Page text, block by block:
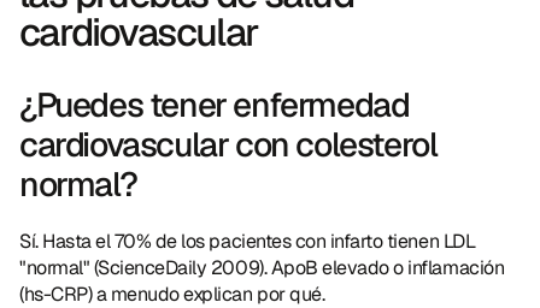
cardiovascular
¿Puedes tener enfermedad
cardiovascular con colesterol
normal?
Sí. Hasta el 70% de los pacientes con infarto tienen LDL
"normal" (ScienceDaily 2009). ApoB elevado o inflamación
(hs-CRP) a menudo explican por qué.